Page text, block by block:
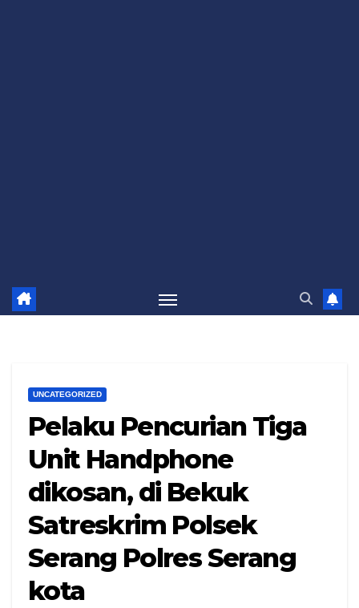
UNCATEGORIZED
Pelaku Pencurian Tiga
Unit Handphone
dikosan, di Bekuk
Satreskrim Polsek
Serang Polres Serang
kota